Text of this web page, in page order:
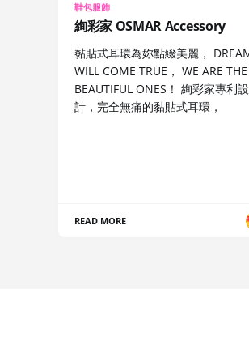
鞋包服飾
絢彩家 OSMAR Accessory
黏貼式耳環為妳點綴美麗，
WILL COME TRUE， WE ARE THE
BEAUTIFUL ONES！ 絢彩家專利設
計，完全無痛的黏貼式耳環，
READ MORE